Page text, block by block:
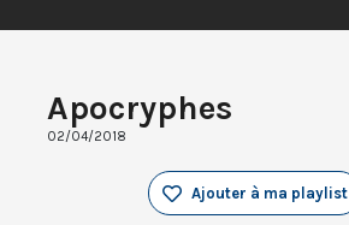
Apocryphes
02/04/2018
Ajouter à ma playlist